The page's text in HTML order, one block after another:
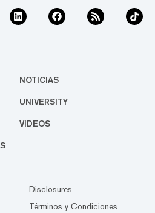
NOTICIAS
UNIVERSITY
VIDEOS
Disclosures
Términos y Condiciones